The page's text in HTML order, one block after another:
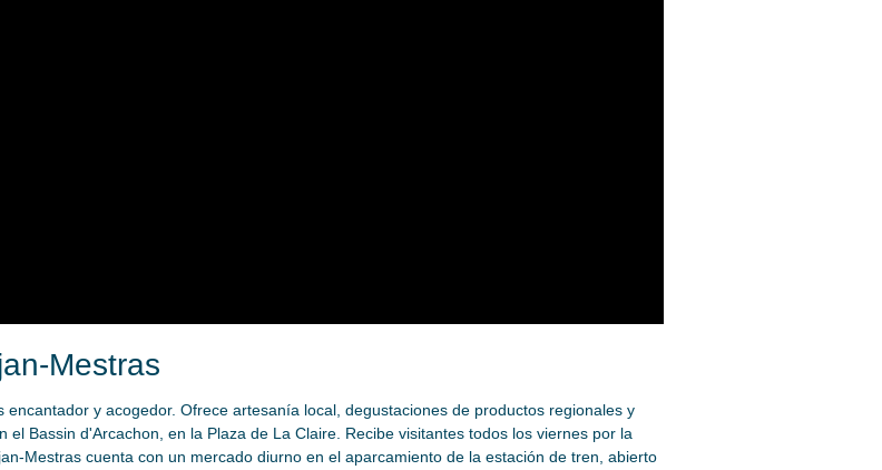
Mestras
y acogedor. Ofrece artesanía local, degustaciones de productos regionales y
Bassin d'Arcachon, en la Plaza de La Claire. Recibe visitantes todos los viernes por la
Mestras cuenta con un mercado diurno en el aparcamiento de la estación de tren, abierto